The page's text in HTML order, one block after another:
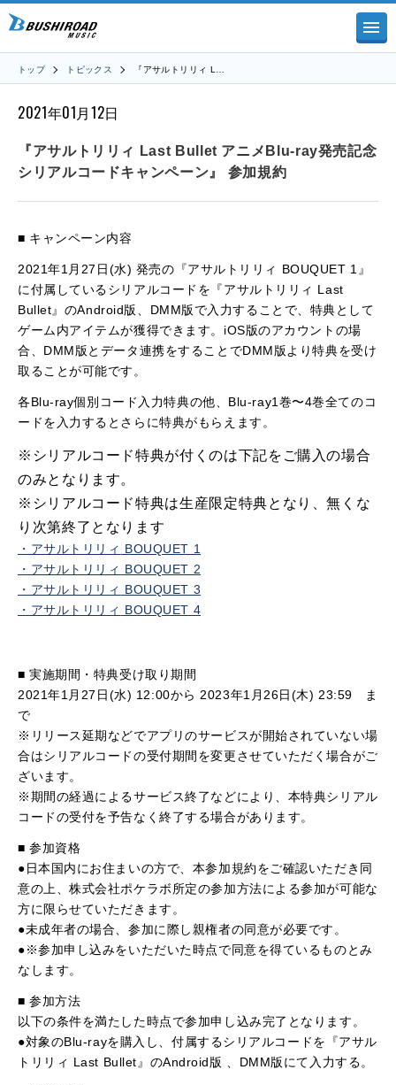
トップ トピックス 『アサルトリリィ L…
2021年01月12日
『アサルトリリィ Last Bullet アニメBlu-ray発売記念
シリアルコードキャンペーン』 参加規約
■ キャンペーン内容
2021年1月27日(水) 発売の『アサルトリリィ BOUQUET 1』
に付属しているシリアルコードを『アサルトリリィ Last
Bullet』のAndroid版、DMM版で入力することで、特典として
ゲーム内アイテムが獲得できます。iOS版のアカウントの場
合、DMM版とデータ連携をすることでDMM版より特典を受け
取ることが可能です。
各Blu-ray個別コード入力特典の他、Blu-ray1巻〜4巻全てのコ
ードを入力するとさらに特典がもらえます。
※シリアルコード特典が付くのは下記をご購入の場合
のみとなります。
※シリアルコード特典は生産限定特典となり、無くな
り次第終了となります
・アサルトリリィ BOUQUET 1
・アサルトリリィ BOUQUET 2
・アサルトリリィ BOUQUET 3
・アサルトリリィ BOUQUET 4
■ 実施期間・特典受け取り期間
2021年1月27日(水) 12:00から 2023年1月26日(木) 23:59 ま
で
※リリース延期などでアプリのサービスが開始されていない場
合はシリアルコードの受付期間を変更させていただく場合がご
ざいます。
※期間の経過によるサービス終了などにより、本特典シリアル
コードの受付を予告なく終了する場合があります。
■ 参加資格
●日本国内にお住まいの方で、本参加規約をご確認いただき同
意の上、株式会社ポケラボ所定の参加方法による参加が可能な
方に限らせていただきます。
●未成年者の場合、参加に際し親権者の同意が必要です。
●※参加申し込みをいただいた時点で同意を得ているものとみ
なします。
■ 参加方法
以下の条件を満たした時点で参加申し込み完了となります。
●対象のBlu-rayを購入し、付属するシリアルコードを『アサル
トリリィ Last Bullet』のAndroid版 、DMM版にて入力する。